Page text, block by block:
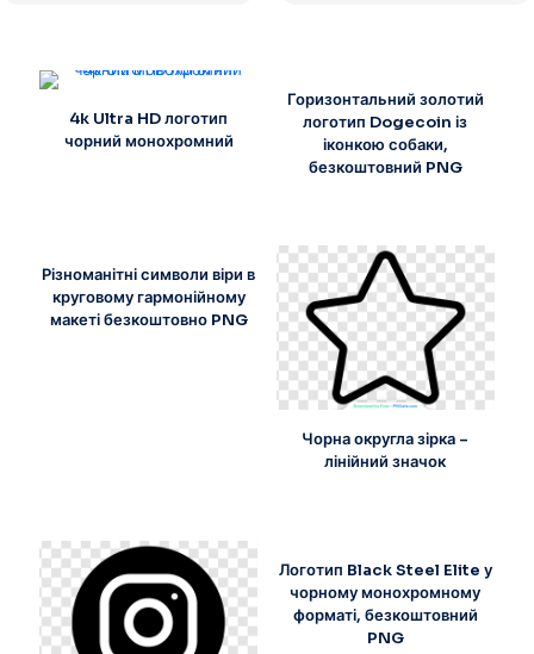
4k Ultra HD логотип
чорний монохромний
Горизонтальний золотий
логотип Dogecoin із
іконкою собаки,
безкоштовний PNG
Різноманітні символи віри в
круговому гармонійному
макеті безкоштовно PNG
Чорна округла зірка –
лінійний значок
Логотип Black Steel Elite у
чорному монохромному
форматі, безкоштовний
PNG